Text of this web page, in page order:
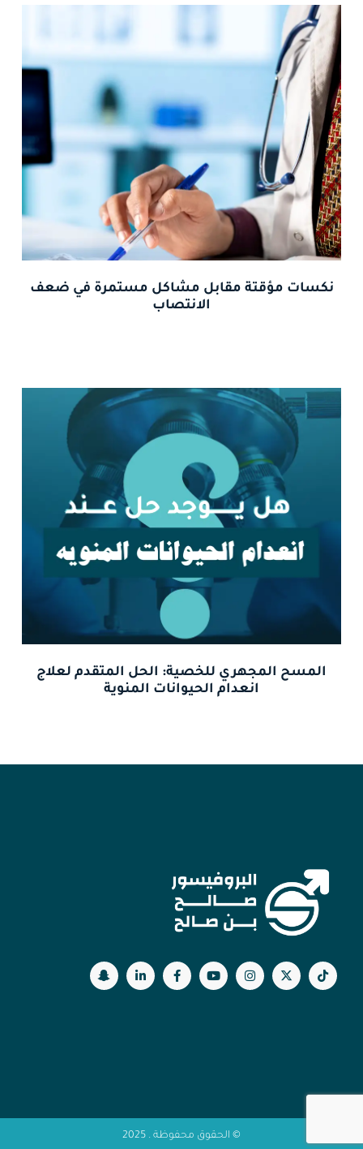
نكسات مؤقتة مقابل مشاكل مستمرة في ضعف
الانتصاب
المسح المجهري للخصية: الحل المتقدم لعلاج
انعدام الحيوانات المنوية
© الحقوق محفوظة . 2025